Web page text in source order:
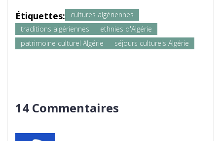
Étiquettes:
cultures algériennes
traditions algériennes
ethnies d'Algérie
patrimoine culturel Algérie
séjours culturels Algérie
14 Commentaires